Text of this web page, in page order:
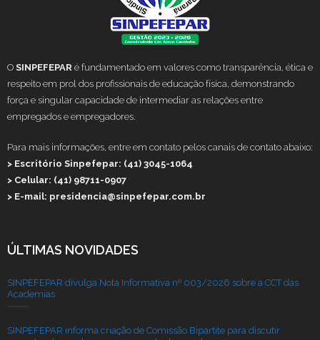
O SINPEFEPAR é fundamentado em valores como transparência, ética e
respeito em prol dos profissionais de educação física, demonstrando
força e singular capacidade de intermediar as relações entre
empregados e empregadores.
Para mais informações, entre em contato pelos canais de contato abaixo:
> Escritório Sinpefepar: (41) 3045-1064
> Celular: (41) 98711-0907
> E-mail: presidencia@sinpefepar.com.br
ÚLTIMAS NOVIDADES
SINPEFEPAR divulga Nota Informativa nº 003/2026 sobre a CCT das
Academias
SINPEFEPAR informa criação de Comissão Bipartite para discutir